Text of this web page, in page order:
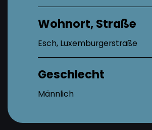
Wohnort, Straße
Esch, Luxemburgerstraße
Geschlecht
Männlich